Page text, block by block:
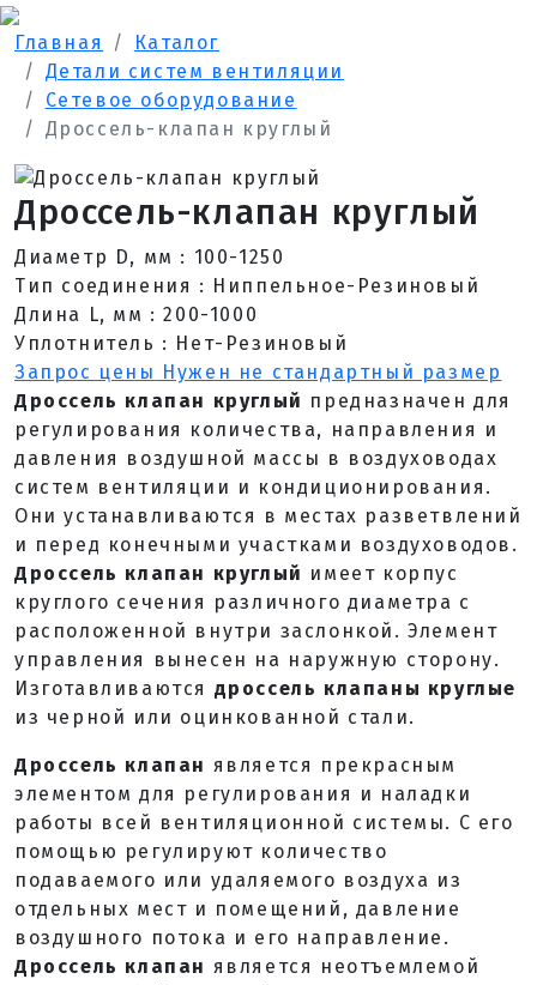
Главная
Каталог
Детали систем вентиляции
Сетевое оборудование
Дроссель-клапан круглый
Дроссель-клапан круглый
Диаметр D, мм : 100-1250
Тип соединения : Ниппельное-Резиновый
Длина L, мм : 200-1000
Уплотнитель : Нет-Резиновый
Запрос цены Нужен не стандартный размер
Дроссель клапан круглый предназначен для
регулирования количества, направления и
давления воздушной массы в воздуховодах
систем вентиляции и кондиционирования.
Они устанавливаются в местах разветвлений
и перед конечными участками воздуховодов.
Дроссель клапан круглый имеет корпус
круглого сечения различного диаметра с
расположенной внутри заслонкой. Элемент
управления вынесен на наружную сторону.
Изготавливаются дроссель клапаны круглые
из черной или оцинкованной стали.
Дроссель клапан является прекрасным
элементом для регулирования и наладки
работы всей вентиляционной системы. С его
помощью регулируют количество
подаваемого или удаляемого воздуха из
отдельных мест и помещений, давление
воздушного потока и его направление.
Дроссель клапан является неотъемлемой